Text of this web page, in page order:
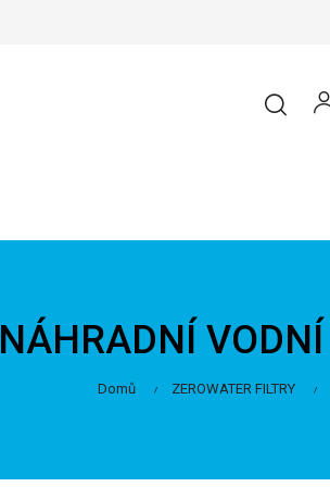
NÁHRADNÍ VODNÍ
Domů ZEROWATER FILTRY